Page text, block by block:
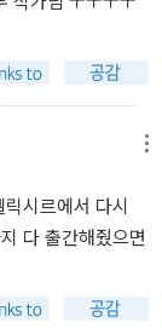
시르에서 다시
다 출간해줬으면